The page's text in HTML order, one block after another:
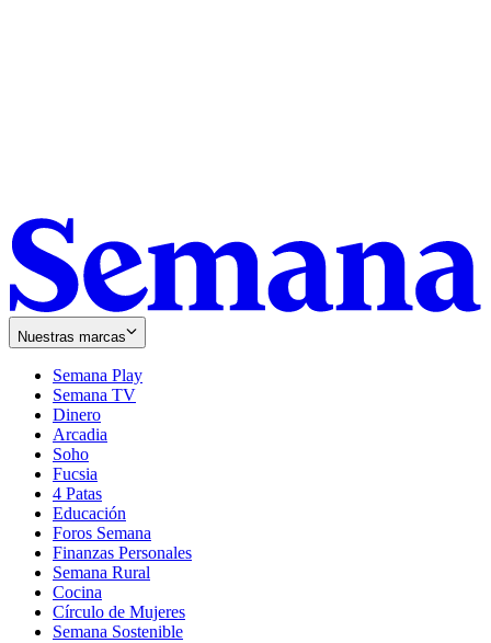
Nuestras marcas
Semana Play
Semana TV
Dinero
Arcadia
Soho
in
new
window
Fucsia
in
new
window
4 Patas
Educación
Foros Semana
Finanzas Personales
Semana Rural
Cocina
Círculo de Mujeres
Semana Sostenible